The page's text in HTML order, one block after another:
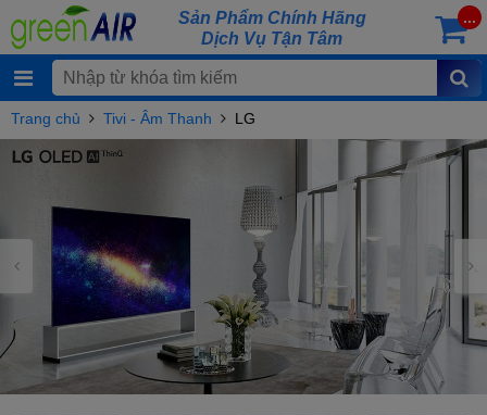
Sản Phẩm Chính Hãng
Dịch Vụ Tận Tâm
...
Trang chủ Tivi - Âm Thanh LG